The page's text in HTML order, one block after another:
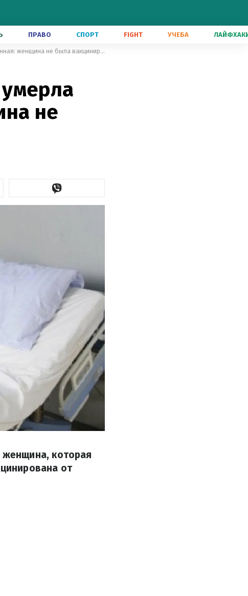
ПРАВО СПОРТ FIGHT УЧЕБА
В Чернигове от коронавируса умерла 39-летняя беременная: женщина не была вакцинирована
не
женщина, которая
от